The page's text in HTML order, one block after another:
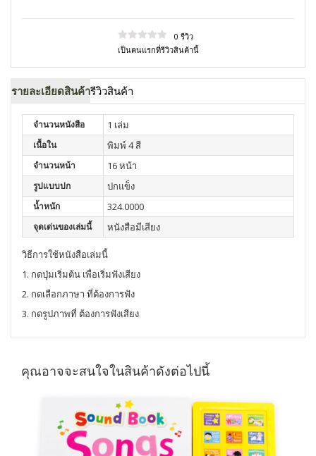
0 รีวิว
เป็นคนแรกที่รีวิวสินค้านี้
รายละเอียดสินค้ารีวิวสินค้า
จำนวนหนังสือ 1 เล่ม
เนื้อใน พิมพ์ 4 สี
จำนวนหน้า 16 หน้า
รูปแบบปก ปกแข็ง
น้ำหนัก 324.0000
จุดเด่นของเล่มนี้ หนังสือมีเสียง
วิธีการใช้หนังสือเล่มนี้
1. กดปุ่มเริ่มต้น เพื่อเริ่มฟังเสียง
2. กดเลือกภาษา ที่ต้องการฟัง
3. กดรูปภาพที่ ต้องการฟังเสียง
คุณอาจจะสนใจในสินค้าดังต่อไปนี้